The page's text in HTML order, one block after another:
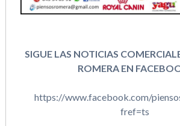
SIGUE LAS NOTICIAS
ROMERA EN
https://www.facebook.com/
fref=ts